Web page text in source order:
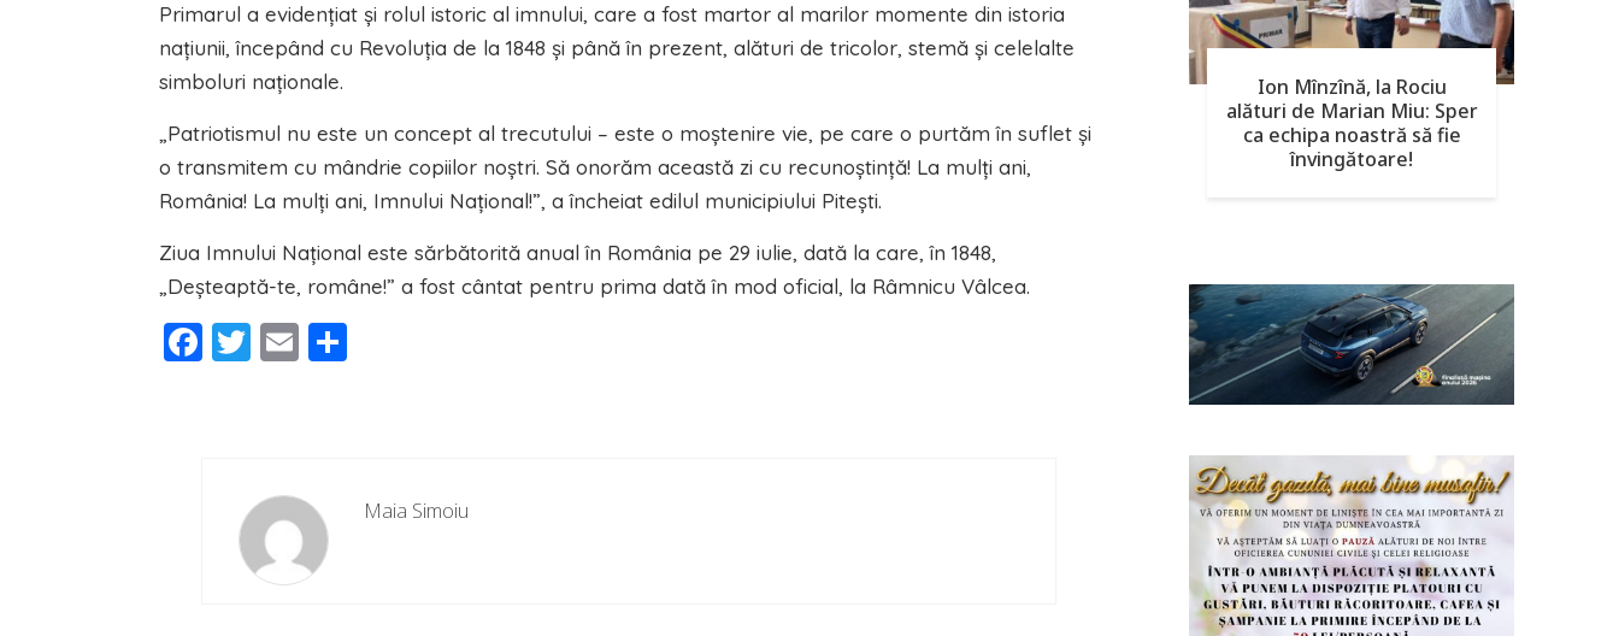
Primarul a evidențiat și rolul istoric al imnului, care a fost martor al marilor momente din istoria
națiunii, începând cu Revoluția de la 1848 și până în prezent, alături de tricolor, stemă și celelalte
simboluri naționale.
„Patriotismul nu este un concept al trecutului – este o moștenire vie, pe care o purtăm în suflet și
o transmitem cu mândrie copiilor noștri. Să onorăm această zi cu recunoștință! La mulți ani,
România! La mulți ani, Imnului Național!”, a încheiat edilul municipiului Pitești.
Ziua Imnului Național este sărbătorită anual în România pe 29 iulie, dată la care, în 1848,
„Deșteaptă-te, române!” a fost cântat pentru prima dată în mod oficial, la Râmnicu Vâlcea.
Facebook
Twitter
Email
Maia Simoiu
Ion Mînzînă, la Rociu
alături de Marian Miu: Sper
ca echipa noastră să fie
învingătoare!